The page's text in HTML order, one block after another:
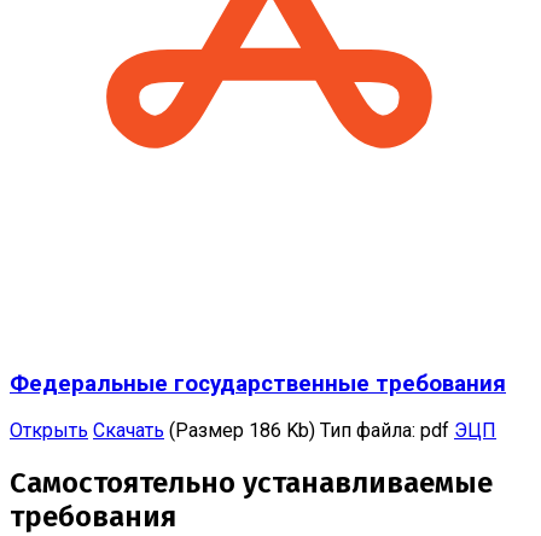
Федеральные государственные требования
Открыть Скачать (Размер 186 Kb) Тип файла: pdf ЭЦП
Самостоятельно устанавливаемые
требования